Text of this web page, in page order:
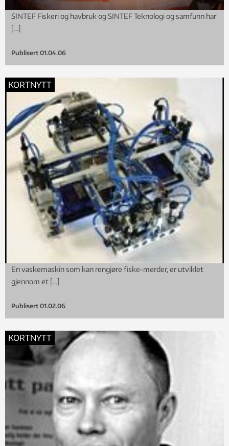
SINTEF Fiskeri og havbruk og SINTEF Teknologi og samfunn har
[…]
Publisert 01.04.06
KORTNYTT
En vaskemaskin som kan rengjøre fiske-merder, er utviklet
gjennom et […]
Publisert 01.02.06
KORTNYTT